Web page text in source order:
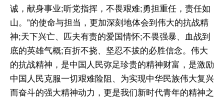
诚，献身事业;听党指挥，不畏艰难;勇担重任，责任如
山。”的使命与担当，更加深刻地体会到伟大的抗战精
神;天下兴亡、匹夫有责的爱国情怀;不畏强暴、血战到
底的英雄气概;百折不挠、坚忍不拔的必胜信念。伟大
的抗战精神，是中国人民弥足珍贵的精神财富，是激励
中国人民克服一切艰难险阻、为实现中华民族伟大复兴
而奋斗的强大精神动力，更是我们新时代青年的精神之